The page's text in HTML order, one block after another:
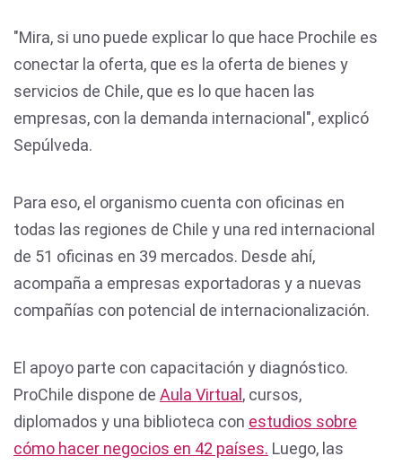
"Mira, si uno puede explicar lo que hace Prochile es
conectar la oferta, que es la oferta de bienes y
servicios de Chile, que es lo que hacen las
empresas, con la demanda internacional", explicó
Sepúlveda.
Para eso, el organismo cuenta con oficinas en
todas las regiones de Chile y una red internacional
de 51 oficinas en 39 mercados. Desde ahí,
acompaña a empresas exportadoras y a nuevas
compañías con potencial de internacionalización.
El apoyo parte con capacitación y diagnóstico.
ProChile dispone de Aula Virtual , cursos,
diplomados y una biblioteca con estudios sobre
cómo hacer negocios en 42 países. Luego, las